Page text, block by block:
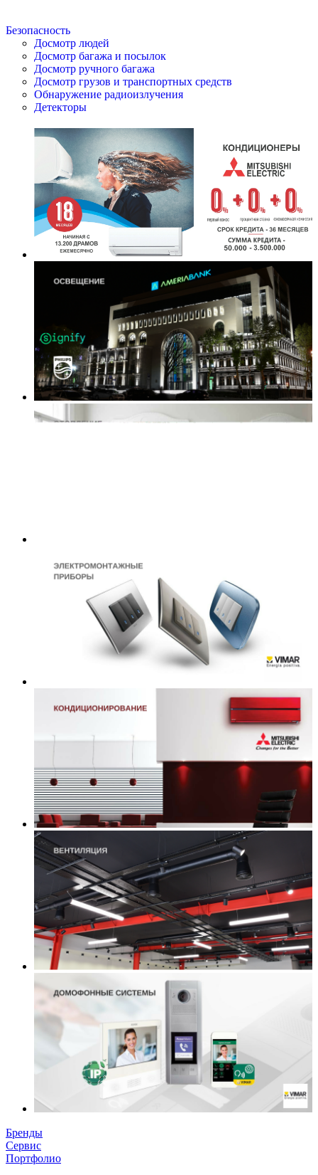
Безопасность
Досмотр людей
Досмотр багажа и посылок
Досмотр ручного багажа
Досмотр грузов и транспортных средств
Обнаружение радиоизлучения
Детекторы
Бренды
Сервис
Портфолио